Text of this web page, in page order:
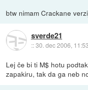
btw nimam Crackane
sverde21
::30. dec 2006, 11:53
Lej če bi ti M$ hotu
zapakiru, tak da ga neb